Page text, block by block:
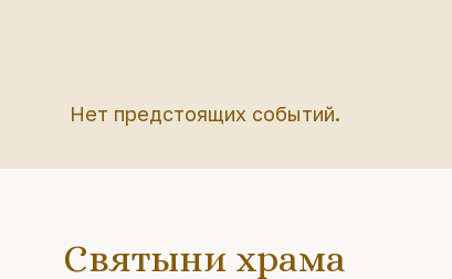
Нет предстоящих событий.
Святыни храма